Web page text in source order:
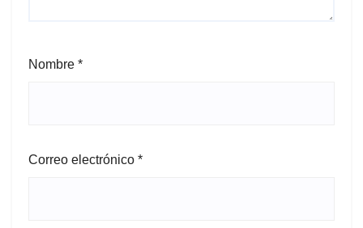
Nombre *
Correo electrónico *